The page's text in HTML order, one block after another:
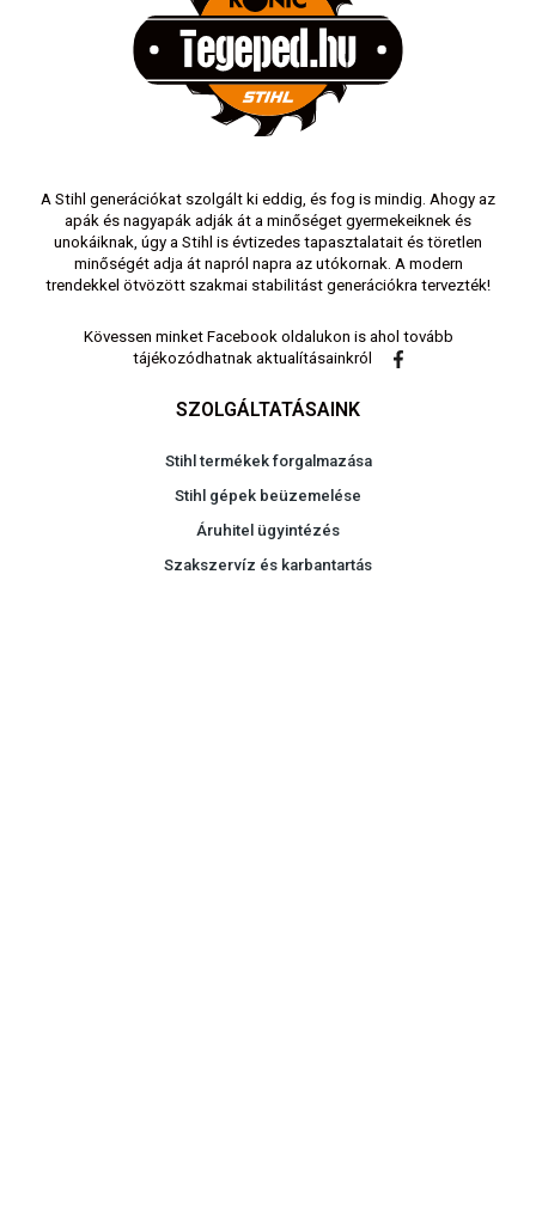
A Stihl generációkat szolgált ki eddig, és fog is mindig. Ahogy az
apák és nagyapák adják át a minőséget gyermekeiknek és
unokáiknak, úgy a Stihl is évtizedes tapasztalatait és töretlen
minőségét adja át napról napra az utókornak. A modern
trendekkel ötvözött szakmai stabilitást generációkra tervezték!
Kövessen minket Facebook oldalukon is ahol tovább
tájékozódhatnak aktualításainkról
SZOLGÁLTATÁSAINK
Stihl termékek forgalmazása
Stihl gépek beüzemelése
Áruhitel ügyintézés
Szakszervíz és karbantartás